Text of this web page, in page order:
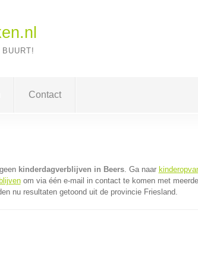
Contact
kinderdagverblijven in Beers. Ga naar
om via één e-mail in contact te komen met
nu resultaten getoond uit de provincie Friesland.